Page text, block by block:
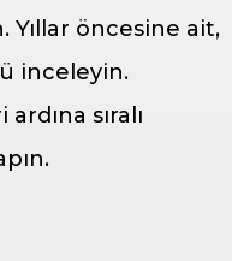
Yıllar öncesine ait,
inceleyin.
sıralı